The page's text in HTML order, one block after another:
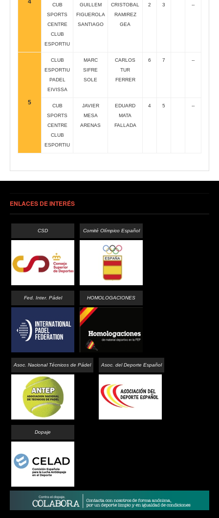
4
CUB
SPORTS
CENTRE
CLUB
ESPORTIU
GUILLEM
FIGUEROLA
SANTIAGO
CRISTOBAL
RAMIREZ
GEA
2 3 --
5
CLUB
ESPORTIU
PADEL
EIVISSA
MARC
SIFRE
SOLE
CARLOS
TUR
FERRER
6 7 --
CUB
SPORTS
CENTRE
CLUB
ESPORTIU
JAVIER
MESA
ARENAS
EDUARD
MATA
FALLADA
4 5 --
ENLACES DE INTERÉS
CSD Comité Olímpico Español
Fed. Inter. Pádel HOMOLOGACIONES
Asoc. Nacional Técnicos de Pádel Asoc. del Deporte Español
Dopaje